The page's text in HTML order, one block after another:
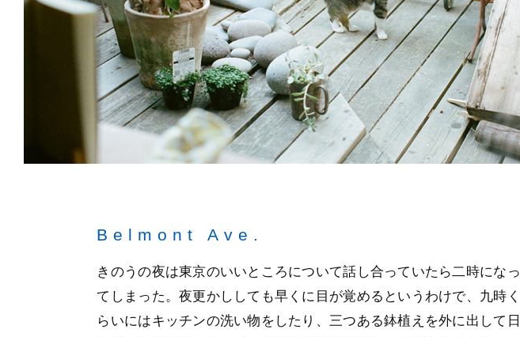
Belmont Ave.
きのうの夜は東京のいいところについて話し合っていたら二時になっ
てしまった。夜更かししても早くに目が覚めるというわけで、九時く
らいにはキッチンの洗い物をしたり、三つある鉢植えを外に出して日